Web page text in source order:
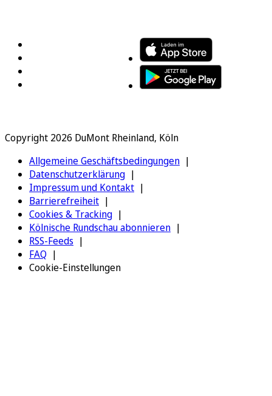
Copyright 2026 DuMont Rheinland, Köln
Allgemeine Geschäftsbedingungen
Datenschutzerklärung
Impressum und Kontakt
Barrierefreiheit
Cookies & Tracking
Kölnische Rundschau abonnieren
RSS-Feeds
FAQ
Cookie-Einstellungen